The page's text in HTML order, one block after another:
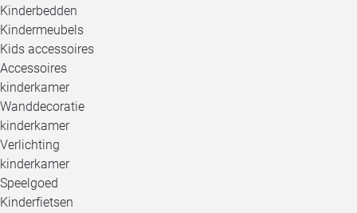
Kinderbedden
Kindermeubels
Kids accessoires
Accessoires
kinderkamer
Wanddecoratie
kinderkamer
Verlichting
kinderkamer
Speelgoed
Kinderfietsen